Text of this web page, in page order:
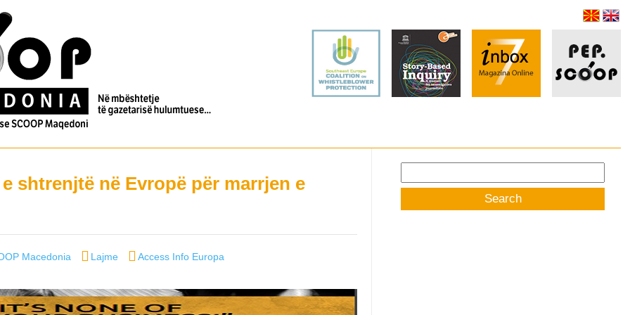
shtrenjtë në Evropë për marrjen e
Macedonia Categories
Lajme Tags
Access Info Europa
for: